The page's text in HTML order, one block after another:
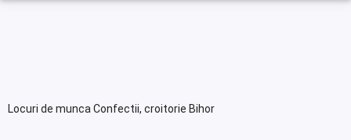
Locuri de munca Confectii, croitorie Bihor